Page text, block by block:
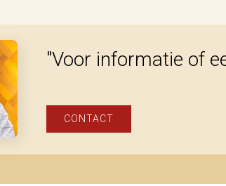
"Voor informatie of
CONTACT